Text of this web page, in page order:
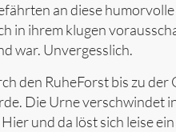
an diese
in ihrem klugen
war. Unvergesslich.
den RuheForst bis zu
Die Urne verschwindet
und da löst sich leise